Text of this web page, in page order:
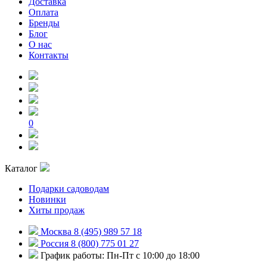
Оплата
Бренды
Блог
О нас
Контакты
0
Каталог
Подарки садоводам
Новинки
Хиты продаж
Москва 8 (495) 989 57 18
Россия 8 (800) 775 01 27
График работы: Пн-Пт с 10:00 до 18:00